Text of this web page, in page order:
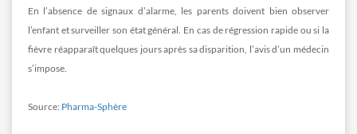
En l’absence de signaux d’alarme, les parents doivent bien observer
l’enfant et surveiller son état général. En cas de régression rapide ou si la
fièvre réapparaît quelques jours après sa disparition, l’avis d’un médecin
s’impose.
Source: Pharma-Sphère